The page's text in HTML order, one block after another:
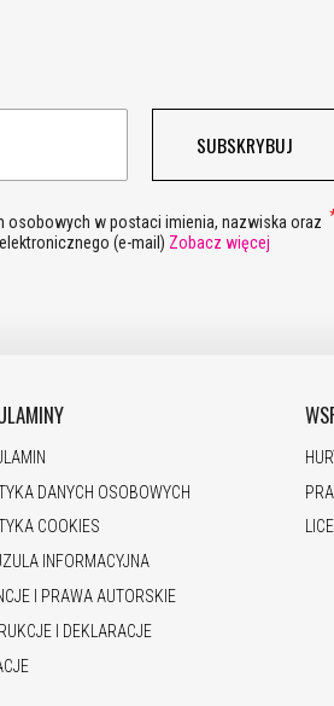
SUBSKRYBUJ
osobowych w postaci imienia, nazwiska oraz
(e-mail) Zobacz więcej
DANYCH OSOBOWYCH
COOKIES
INFORMACYJNA
I PRAWA AUTORSKIE
I DEKLARACJE